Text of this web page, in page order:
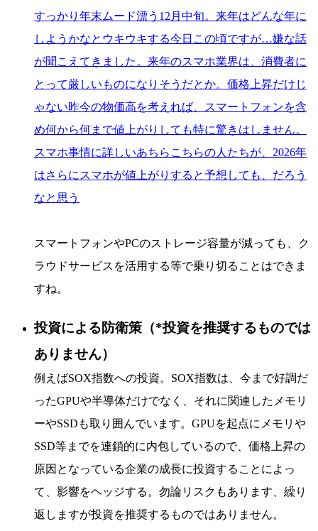
すっかり年末ムード漂う12月中旬。来年はどんな年に
しようかなとウキウキする今日この頃ですが…嫌な話
が聞こえてきました。来年のスマホ業界は、消費者に
とって厳しいものになりそうだとか。価格上昇だけじ
ゃない昨今の物価高を考えれば、スマートフォンを含
め何から何まで値上がりしても特に驚きはしません。
スマホ事情に詳しいあちらこちらの人たちが、2026年
はさらにスマホが値上がりすると予想しても、だろう
なと思う
スマートフォンやPCのストレージ容量が減っても、ク
ラウドサービスを活用する等で乗り切ることはできま
すね。
投資による防衛策（*投資を推奨するものでは
ありません）
例えばSOX指数への投資。SOX指数は、今まで好調だ
ったGPUや半導体だけでなく、それに関連したメモリ
ーやSSDも取り囲んでいます。GPUを起点にメモリや
SSD等までを連鎖的に内包しているので、価格上昇の
原因となっている企業の成長に投資することによっ
て、影響をヘッジする。勿論リスクもあります、繰り
返しますが投資を推奨するものではありません。